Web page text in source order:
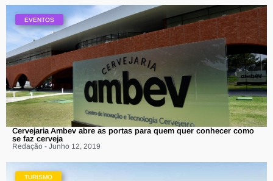
EVENTOS
Cervejaria Ambev abre as portas para quem quer conhecer como
se faz cerveja
Redação - Junho 12, 2019
TURISMO